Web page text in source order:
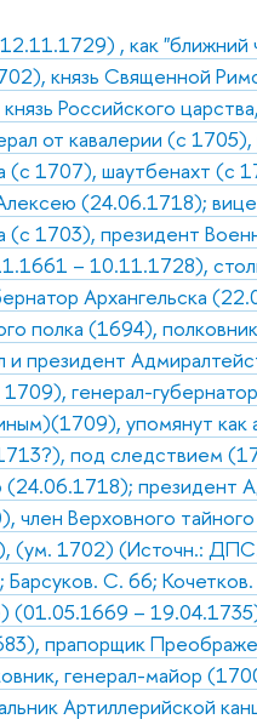
, как "ближний
князь Священной
Российского
от кавалерии (с
(с 1707), шаутбенахт (с
(24.06.1718);
(с 1703), президент
– 10.11.1728),
Архангельска
полка (1694),
президент
генерал-
упомянут как
под следствием
президент
Верховного
(ум. 1702) (Источн.:
С. 66;
(01.05.1669 –
прапорщик
генерал-майор
Артиллерийской